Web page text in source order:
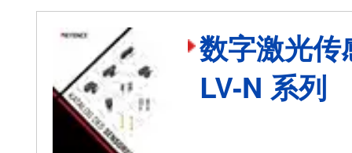
数字激光传
LV-N 系列